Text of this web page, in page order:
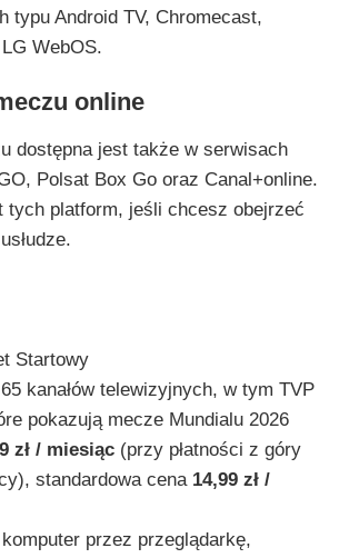
typu Android TV, Chromecast,
WebOS.
online
dostępna jest także w serwisach
Polsat Box Go oraz Canal+online.
tych platform, jeśli chcesz obejrzeć
Startowy
kanałów telewizyjnych, w tym TVP
pokazują mecze Mundialu 2026
zł / miesiąc(przy płatności z góry
standardowa cena 14,99 zł /
przez przeglądarkę,